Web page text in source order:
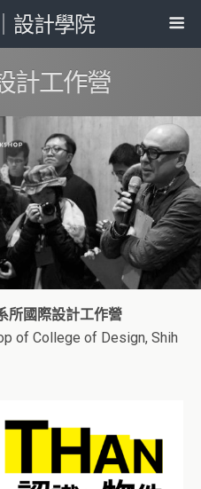
設計學院
計工作營
所國際設計工作營
of College of Design, Shih